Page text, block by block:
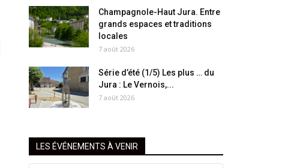
Champagnole-Haut Jura. Entre
grands espaces et traditions
locales
7 août 2026
Série d’été (1/5) Les plus … du
Jura : Le Vernois,...
7 août 2026
LES ÉVÉNEMENTS À VENIR